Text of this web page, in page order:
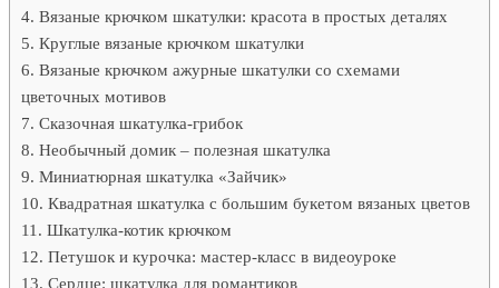
Вязаные крючком шкатулки: красота в простых деталях
Круглые вязаные крючком шкатулки
Вязаные крючком ажурные шкатулки со схемами
цветочных мотивов
Сказочная шкатулка-грибок
Необычный домик – полезная шкатулка
Миниатюрная шкатулка «Зайчик»
Квадратная шкатулка с большим букетом вязаных цветов
Шкатулка-котик крючком
Петушок и курочка: мастер-класс в видеоуроке
Сердце: шкатулка для романтиков